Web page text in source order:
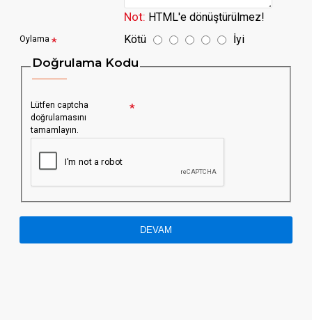
Not: HTML'e dönüştürülmez!
Oylama Kötü İyi
Doğrulama Kodu
Lütfen captcha
doğrulamasını
tamamlayın.
DEVAM